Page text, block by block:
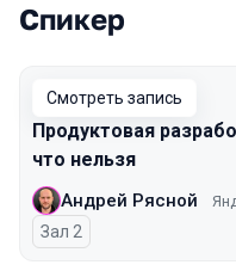
Выступления в
Спикер
Смотреть запись
Продуктовая
что нельзя
Андрей Рясной
Зал 2